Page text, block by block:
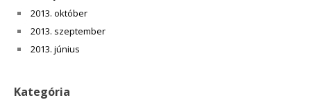
2013. október
2013. szeptember
2013. június
Kategória